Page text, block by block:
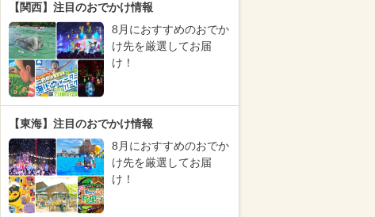
【関西】注目のおでかけ情報
8月におすすめのおでか
け先を厳選してお届
け！
【東海】注目のおでかけ情報
8月におすすめのおでか
け先を厳選してお届
け！